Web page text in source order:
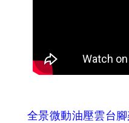
全景微動油壓雲台